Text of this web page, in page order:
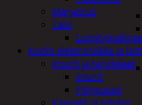
Marjastus
Talvi
Kodin elektroniikka ja
Imurit ja tarvikkeet
Imurit
Pölypussit